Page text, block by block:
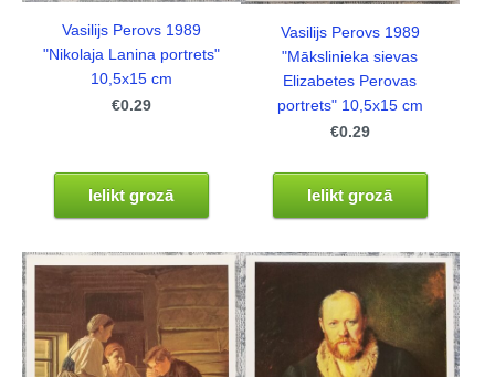
Vasilijs Perovs 1989
"Nikolaja Lanina portrets"
10,5x15 cm
€0.29
Ielikt grozā
Vasilijs Perovs 1989
"Mākslinieka sievas
Elizabetes Perovas
portrets" 10,5x15 cm
€0.29
Ielikt grozā